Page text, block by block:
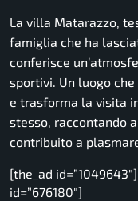
La villa Matarazzo,
famiglia che ha
conferisce
sportivi. Un luogo
e trasforma la visita
stesso, raccontando
contribuito a
[the_ad
id=”676180″]